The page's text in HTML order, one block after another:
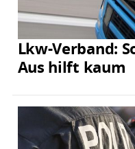
Lkw-Verband:
Aus hilft kaum